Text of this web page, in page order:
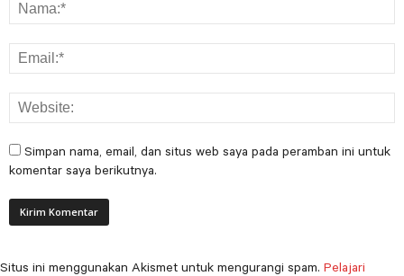
Simpan nama, email, dan situs web saya pada peramban ini untuk
komentar saya berikutnya.
Situs ini menggunakan Akismet untuk mengurangi spam. Pelajari